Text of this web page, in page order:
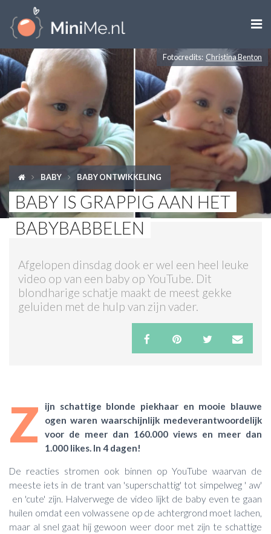

ZWANGER WORDEN
ZWANGER
BABY
PEUTER
KIND
LIFESTYLE
SHOPS
ACTIES & KORTING
Fotocredits: Christina Benton
BABY BABY ONTWIKKELING
BABY IS GRAPPIG AAN HET
BABYBABBELEN
Afgelopen dinsdag dook er wel een heel leuke
video op van een baby op YouTube. Dit
blondharige schatje maakt de meest gekke
geluiden met de hulp van zijn vader.
Z
ijn schattige blonde piekhaar en mooie blauwe
ogen waren waarschijnlijk medeverantwoordelijk
voor de meer dan 160.000 views en meer dan
1.000 likes. In 4 dagen!
De reacties stromen ook binnen op YouTube waarvan de
meeste iets in de trant van 'superschattig' tot simpelweg ' aw'
en 'cute' zijn. Halverwege de video lijkt de baby even te gaan
huilen omdat een volwassene op de achtergrond moet lachen,
maar al snel gaat hij gewoon weer door met zijn te schattige